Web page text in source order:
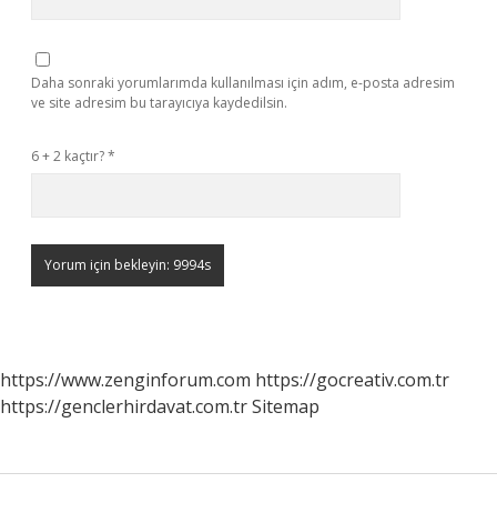
Daha sonraki yorumlarımda kullanılması için adım, e-posta adresim
ve site adresim bu tarayıcıya kaydedilsin.
6 + 2 kaçtır?*
https://www.zenginforum.com https://gocreativ.com.tr
https://genclerhirdavat.com.trSitemap